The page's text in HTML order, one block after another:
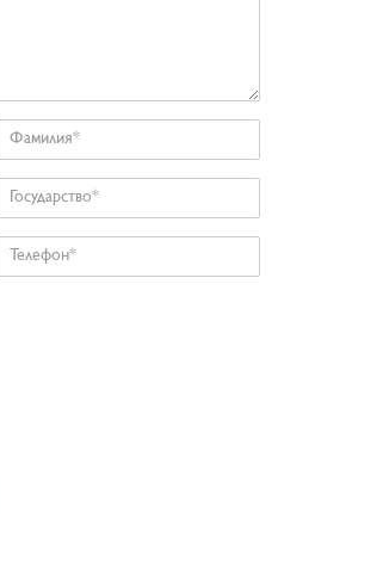
Фамилия
Государство
Телефон